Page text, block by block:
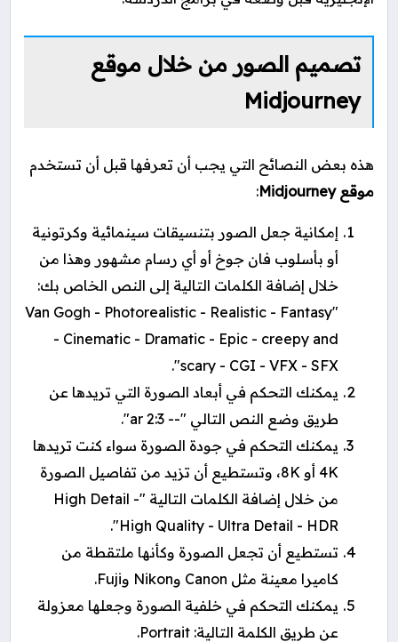
تصميم الصور من خلال موقع
Midjourney
هذه بعض النصائح التي يجب أن تعرفها قبل أن تستخدم
موقع Midjourney
:
إمكانية جعل الصور بتنسيقات سينمائية وكرتونية
أو بأسلوب فان جوخ أو أي رسام مشهور وهذا من
خلال إضافة الكلمات التالية إلى النص الخاص بك:
"Van Gogh - Photorealistic - Realistic - Fantasy
- Cinematic - Dramatic - Epic - creepy and
scary - CGI - VFX - SFX".
يمكنك التحكم في أبعاد الصورة التي تريدها عن
طريق وضع النص التالي "-- ar 2:3".
يمكنك التحكم في جودة الصورة سواء كنت تريدها
4K أو 8K، وتستطيع أن تزيد من تفاصيل الصورة
من خلال إضافة الكلمات التالية "High Detail -
High Quality - Ultra Detail - HDR".
تستطيع أن تجعل الصورة وكأنها ملتقطة من
كاميرا معينة مثل Canon وNikon وFuji.
يمكنك التحكم في خلفية الصورة وجعلها معزولة
عن طريق الكلمة التالية: Portrait.